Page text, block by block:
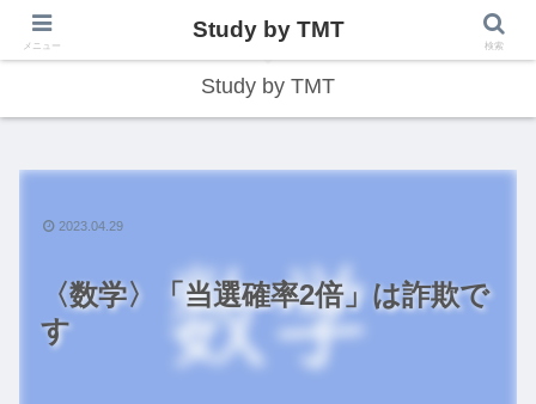
総合型学習サイト
Study by TMT
〈数学〉「当選確率2倍」は詐欺で
す
2023.04.29
メニュー
Study by TMT
検索